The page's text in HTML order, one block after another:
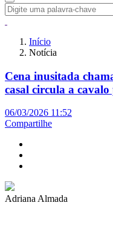
Início
Notícia
Cena inusitada
casal circula a cavalo
06/03/2026 11:52
Compartilhe
Adriana Almada